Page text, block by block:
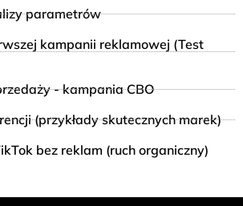
parametrów
kampanii reklamowej (Test
- kampania CBO
(przykłady skutecznych marek)
bez reklam (ruch organiczny)